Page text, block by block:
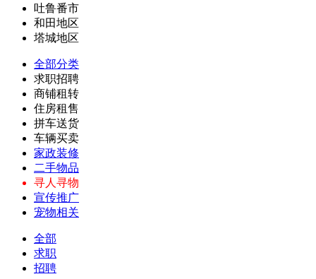
吐鲁番市
和田地区
塔城地区
全部分类
求职招聘
商铺租转
住房租售
拼车送货
车辆买卖
家政装修
二手物品
寻人寻物
宣传推广
宠物相关
全部
求职
招聘